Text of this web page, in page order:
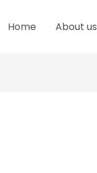
Home About us